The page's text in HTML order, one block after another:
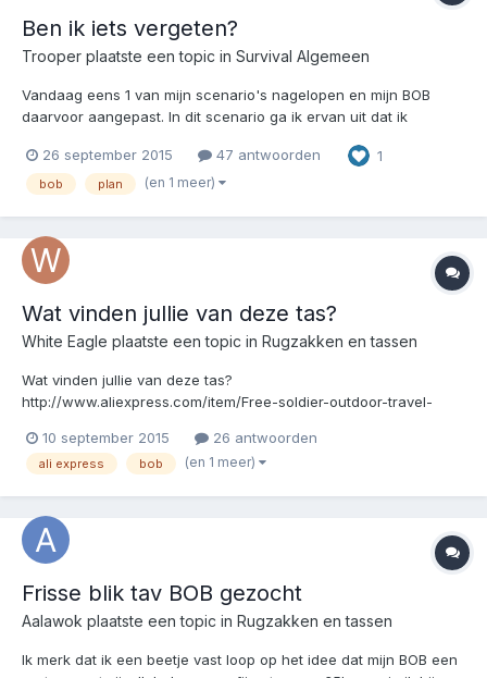
Ben ik iets vergeten?
Trooper plaatste een topic in Survival Algemeen
Vandaag eens 1 van mijn scenario's nagelopen en mijn BOB
daarvoor aangepast. In dit scenario ga ik ervan uit dat ik
lang mogelijk uit de natuur wil leven. Zo lang als mogelijk/nodig
is in feite. Heb een aantal locaties in mijn hoofd en...
26 september 2015 47 antwoorden 1
bob plan (en 1 meer)
Wat vinden jullie van deze tas?
White Eagle plaatste een topic in Rugzakken en tassen
Wat vinden jullie van deze tas?
http://www.aliexpress.com/item/Free-soldier-outdoor-travel-
backpack-30l-double/32339049925.html Hij is nu vrij scherp in
de aanbieding en ik kwam er tijdens de vakantie achter dat mijn
10 september 2015 26 antwoorden
ali express bob (en 1 meer)
Frisse blik tav BOB gezocht
Aalawok plaatste een topic in Rugzakken en tassen
Ik merk dat ik een beetje vast loop op het idee dat mijn BOB een